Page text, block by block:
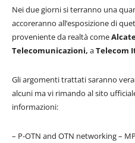
Nei due giorni si terranno una
accoreranno all’esposizione di
proveniente da realtà come
Telecomunicazioni, aTelecom
Gli argomenti trattati saranno
alcuni ma vi rimando al sito
informazioni:
– P-OTN and OTN networking –